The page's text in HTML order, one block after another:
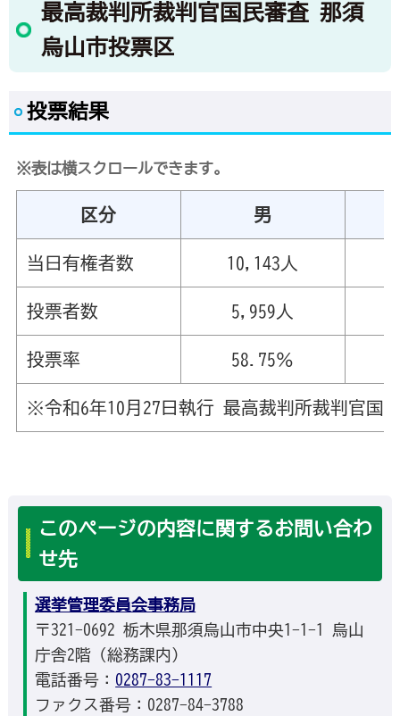
最高裁判所裁判官国民審査 那須
烏山市投票区
投票結果
※表は横スクロールできます。
区分 男
当日有権者数 10,143人
投票者数 5,959人
投票率 58.75％
※令和6年10月27日執行 最高裁判所裁判官国
このページの内容に関するお問い合わ
せ先
選挙管理委員会事務局
〒321-0692 栃木県那須烏山市中央1-1-1 烏山
庁舎2階（総務課内）
電話番号： 0287-83-1117
ファクス番号：0287-84-3788